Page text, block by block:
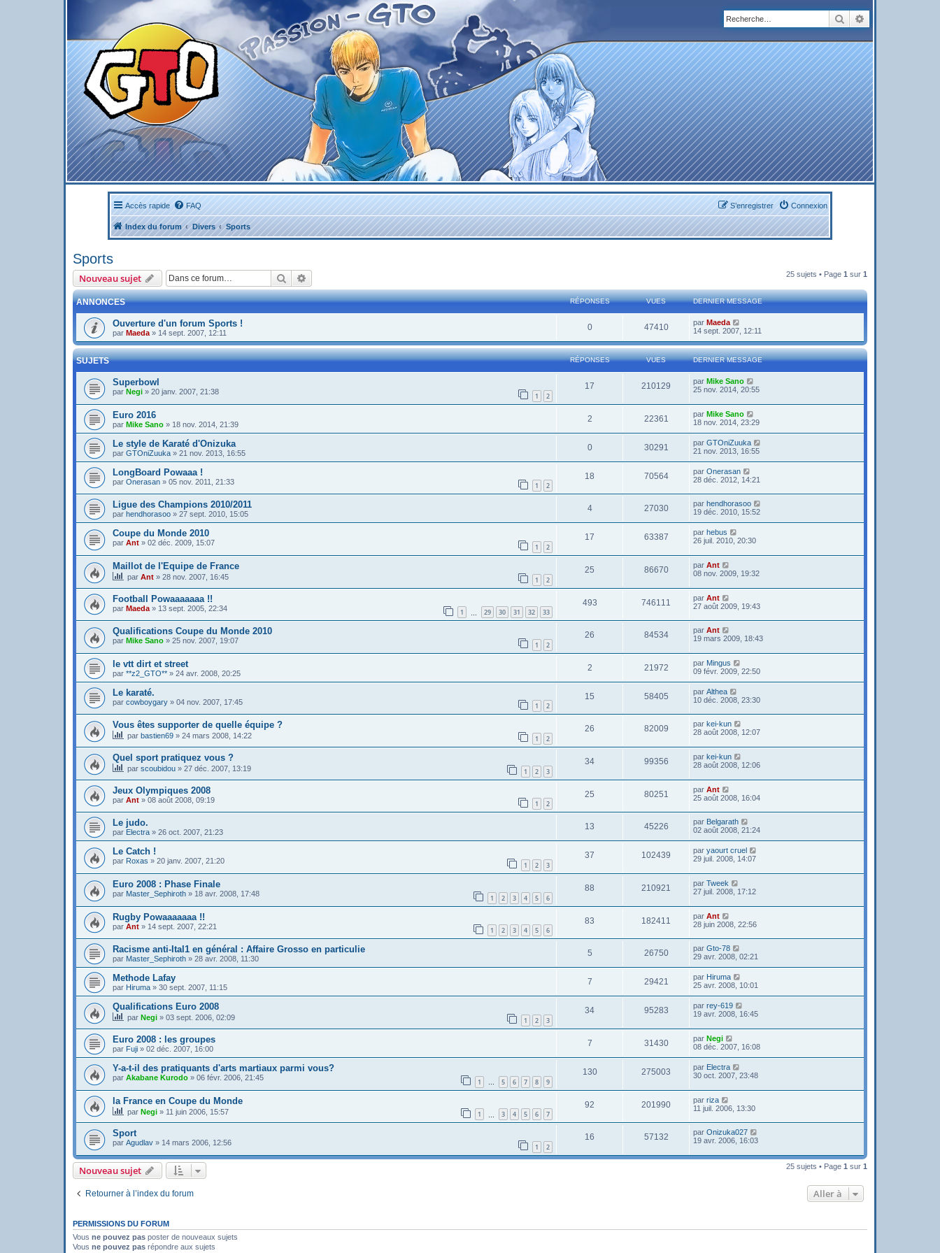
Rechercher
Accès rapide FAQ Connexion
S’enregistrer
Index du forum Divers Sports
Sports
Nouveau sujet Rechercher 25 sujets • Page 1 sur 1
ANNONCES RÉPONSES VUES DERNIER MESSAGE
Ouverture d'un forum Sports !
par Maeda » 14 sept. 2007, 12:11
0 47410 par Maeda
14 sept. 2007, 12:11
SUJETS RÉPONSES VUES DERNIER MESSAGE
Superbowl
par Negi » 20 janv. 2007, 21:38 1 2
17 210129 par Mike Sano
25 nov. 2014, 20:55
Euro 2016
par Mike Sano » 18 nov. 2014, 21:39
2 22361 par Mike Sano
18 nov. 2014, 23:29
Le style de Karaté d'Onizuka
par GTOniZuuka » 21 nov. 2013, 16:55
0 30291 par GTOniZuuka
21 nov. 2013, 16:55
LongBoard Powaaa !
par Onerasan » 05 nov. 2011, 21:33 1 2
18 70564 par Onerasan
28 déc. 2012, 14:21
Ligue des Champions 2010/2011
par hendhorasoo » 27 sept. 2010, 15:05
4 27030 par hendhorasoo
19 déc. 2010, 15:52
Coupe du Monde 2010
par Ant » 02 déc. 2009, 15:07 1 2
17 63387 par hebus
26 juil. 2010, 20:30
Maillot de l'Equipe de France
par Ant » 28 nov. 2007, 16:45 1 2
25 86670 par Ant
08 nov. 2009, 19:32
Football Powaaaaaaa !!
par Maeda » 13 sept. 2005, 22:34 1 29 30 31 32 33
493 746111 par Ant
27 août 2009, 19:43
Qualifications Coupe du Monde 2010
par Mike Sano » 25 nov. 2007, 19:07 1 2
26 84534 par Ant
19 mars 2009, 18:43
le vtt dirt et street
par **z2_GTO** » 24 avr. 2008, 20:25
2 21972 par Mingus
09 févr. 2009, 22:50
Le karaté.
par cowboygary » 04 nov. 2007, 17:45 1 2
15 58405 par Althea
10 déc. 2008, 23:30
Vous êtes supporter de quelle équipe ?
par bastien69 » 24 mars 2008, 14:22 1 2
26 82009 par kei-kun
28 août 2008, 12:07
Quel sport pratiquez vous ?
par scoubidou » 27 déc. 2007, 13:19 1 2 3
34 99356 par kei-kun
28 août 2008, 12:06
Jeux Olympiques 2008
par Ant » 08 août 2008, 09:19 1 2
25 80251 par Ant
25 août 2008, 16:04
Le judo.
par Electra » 26 oct. 2007, 21:23
13 45226 par Belgarath
02 août 2008, 21:24
Le Catch !
par Roxas » 20 janv. 2007, 21:20 1 2 3
37 102439 par yaourt cruel
29 juil. 2008, 14:07
Euro 2008 : Phase Finale
par Master_Sephiroth » 18 avr. 2008, 17:48 1 2 3 4 5 6
88 210921 par Tweek
27 juil. 2008, 17:12
Rugby Powaaaaaaa !!
par Ant » 14 sept. 2007, 22:21 1 2 3 4 5 6
83 182411 par Ant
28 juin 2008, 22:56
Racisme anti-Ital1 en général : Affaire Grosso en particulie
par Master_Sephiroth » 28 avr. 2008, 11:30
5 26750 par Gto-78
29 avr. 2008, 02:21
Methode Lafay
par Hiruma » 30 sept. 2007, 11:15
7 29421 par Hiruma
25 avr. 2008, 10:01
Qualifications Euro 2008
par Negi » 03 sept. 2006, 02:09 1 2 3
34 95283 par rey-619
19 avr. 2008, 16:45
Euro 2008 : les groupes
par Fuji » 02 déc. 2007, 16:00
7 31430 par Negi
08 déc. 2007, 16:08
Y-a-t-il des pratiquants d'arts martiaux parmi vous?
par Akabane Kurodo » 06 févr. 2006, 21:45 1 … 5 6 7 8 9
130 275003 par Electra
30 oct. 2007, 23:48
la France en Coupe du Monde
par Negi » 11 juin 2006, 15:57 1 3 4 5 6 7
92 201990 par riza
11 juil. 2006, 13:30
Sport
par Agudlav » 14 mars 2006, 12:56 1 2
16 57132 par Onizuka027
19 avr. 2006, 16:03
Nouveau sujet 25 sujets • Page 1 sur 1
Retourner à l’index du forum Aller à
PERMISSIONS DU FORUM
Vous ne pouvez pas poster de nouveaux sujets
Vous ne pouvez pas répondre aux sujets